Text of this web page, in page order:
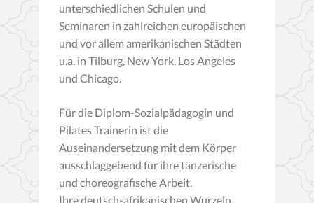
unterschiedlichen Schulen und
Seminaren in zahlreichen europäischen
und vor allem amerikanischen Städten
u.a. in Tilburg, New York, Los Angeles
und Chicago.
Für die Diplom-Sozialpädagogin und
Pilates Trainerin ist die
Auseinandersetzung mit dem Körper
ausschlaggebend für ihre tänzerische
und choreografische Arbeit.
Ihre deutsch-afrikanischen Wurzeln